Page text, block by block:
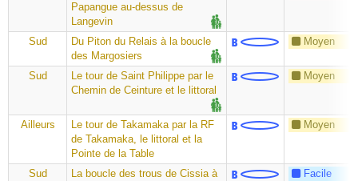
Papangue au-dessus de
Langevin
Sud
Du Piton du Relais à la boucle
des Margosiers
Moyen
Sud
Le tour de Saint Philippe par le
Chemin de Ceinture et le littoral
Moyen
Ailleurs
Le tour de Takamaka par la RF
de Takamaka, le littoral et la
Pointe de la Table
Moyen
Sud
La boucle des trous de Cissia à
Facile